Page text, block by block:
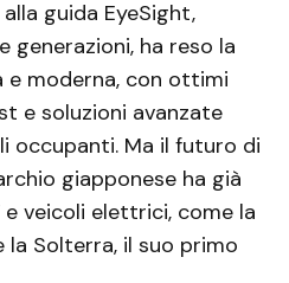
guida EyeSight,
ha reso la
e moderna, con ottimi
e soluzioni avanzate
occupanti. Ma il futuro di
giapponese ha già
veicoli elettrici, come la
la Solterra, il suo primo